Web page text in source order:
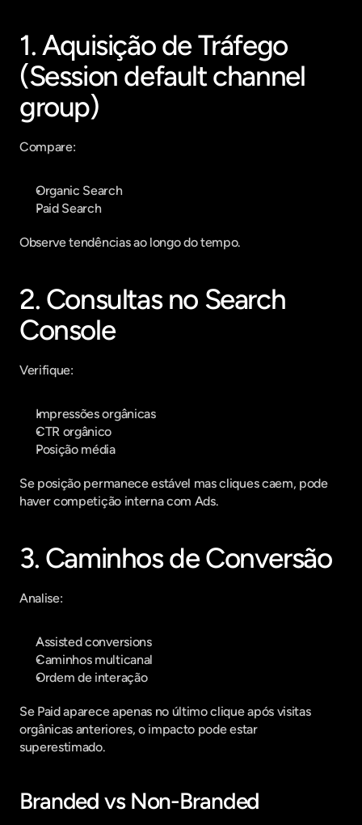
1. Aquisição de Tráfego
(Session default channel
group)
Compare:
Organic Search
Paid Search
Observe tendências ao longo do tempo.
2. Consultas no Search
Console
Verifique:
Impressões orgânicas
CTR orgânico
Posição média
Se posição permanece estável mas cliques caem, pode
haver competição interna com Ads.
3. Caminhos de Conversão
Analise:
Assisted conversions
Caminhos multicanal
Ordem de interação
Se Paid aparece apenas no último clique após visitas
orgânicas anteriores, o impacto pode estar
superestimado.
Branded vs Non-Branded